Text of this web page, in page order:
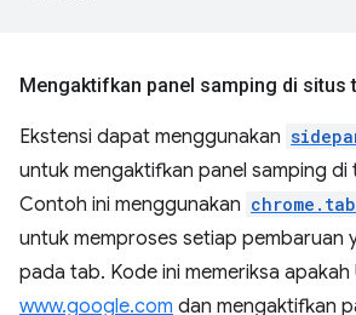
Mengaktifkan panel samping di situs
Ekstensi dapat menggunakan
untuk mengaktifkan panel samping
Contoh ini menggunakan
untuk memproses setiap pembaruan
pada tab. Kode ini memeriksa apakah
www.google.com dan mengaktifkan